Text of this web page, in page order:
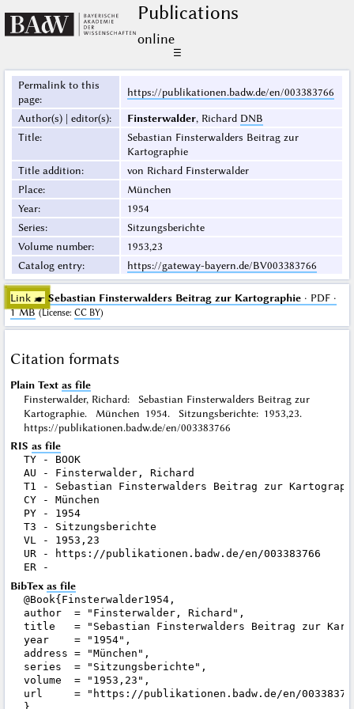
Publications
online
☰
Permalink to this
page:
https://publikationen.badw.de/en/003383766
Author(s) | editor(s): Finsterwalder, Richard DNB
Title:
Sebastian Finsterwalders Beitrag zur
Kartographie
Title addition:
von Richard Finsterwalder
Place:
München
Year:
1954
Series:
Sitzungsberichte
Volume number:
1953,23
Catalog entry: https://gateway-bayern.de/BV003383766
Link ☛ Sebastian Finsterwalders Beitrag zur Kartographie· PDF ·
1 MB (License: CC BY)
Citation formats
Plain Text as file
Finsterwalder, Richard: Sebastian Finsterwalders Beitrag zur
Kartographie. München 1954. Sitzungsberichte: 1953,23.
https://publikationen.badw.de/en/003383766
RIS as file
TY - BOOK
AU - Finsterwalder, Richard
T1 - Sebastian Finsterwalders Beitrag zur
CY - München
PY - 1954
T3 - Sitzungsberichte
VL - 1953,23
UR - https://publikationen.badw.de/en/003383766
BibTex as file
@Book{Finsterwalder1954,
author  = "Finsterwalder, Richard",
title   = "Sebastian Finsterwalders Beitrag zur
year    = "1954",
address = "München",
series  = "Sitzungsberichte",
volume  = "1953,23",
url     = "https://publikationen.badw.de/en/